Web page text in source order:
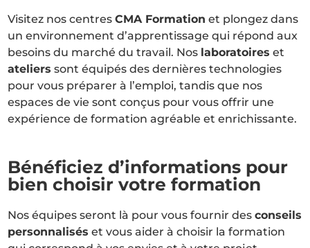
Visitez nos centresCMA Formation et plongez dans
un environnement d’apprentissage qui répond aux
besoins du marché du travail. Nos laboratoires et
ateliers sont équipés des dernières technologies
pour vous préparer à l’emploi, tandis que nos
espaces de vie sont conçus pour vous offrir une
expérience de formation agréable et enrichissante.
Bénéficiez d’informations pour
bien choisir votre formation
Nos équipes seront là pour vous fournir desconseils
personnalisés et vous aider à choisir la formation